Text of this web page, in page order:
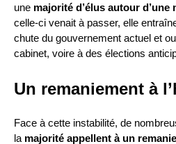
une majorité d’élus autour
celle-ci venait à passer, elle
chute du gouvernement actuel et
cabinet, voire à des élections
Un remaniement à
Face à cette instabilité, de
la majorité appellent à un